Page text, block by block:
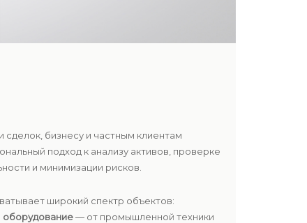
бизнесу и частным клиентам
подход к анализу активов, проверке
и минимизации рисков.
широкий спектр объектов:
оборудование— от промышленной техники